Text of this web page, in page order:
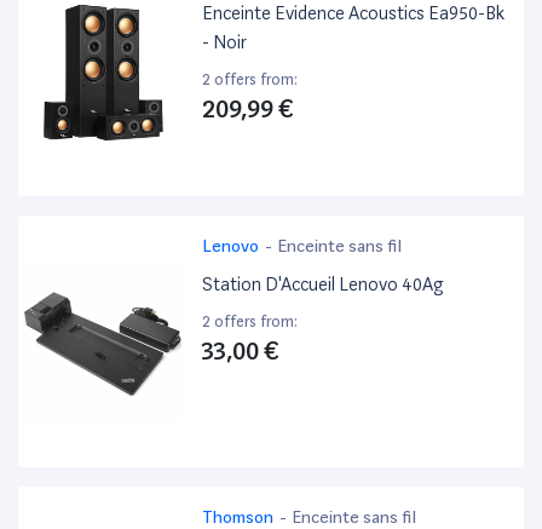
Enceinte Evidence Acoustics Ea950-Bk
- Noir
2 offers from:
209,99 €
Lenovo - Enceinte sans fil
Station D'Accueil Lenovo 40Ag
2 offers from:
33,00 €
Thomson - Enceinte sans fil